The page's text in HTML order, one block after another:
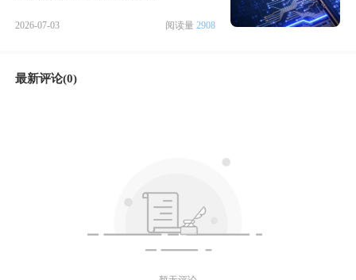
2026-07-03 阅读量 2908
最新评论(0)